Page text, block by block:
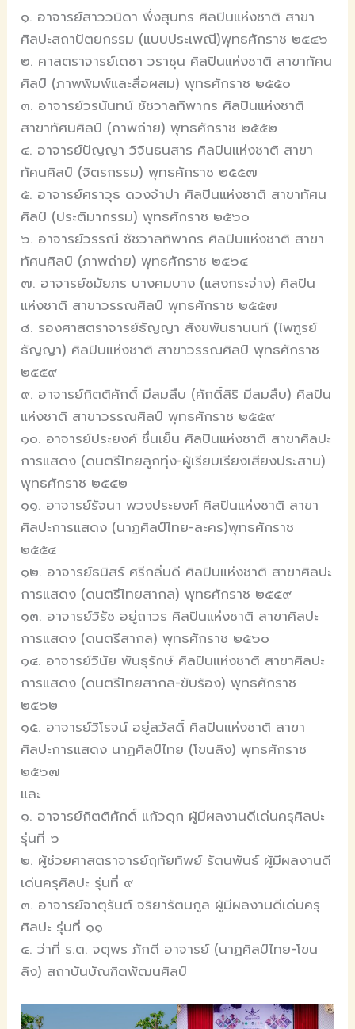
๑. อาจารย์สาววนิดา พึ่งสุนทร ศิลปินแห่งชาติ สาขา
ศิลปะสถาปัตยกรรม (แบบประเพณี)พุทธศักราช ๒๕๔๖
๒. ศาสตราจารย์เดชา วราชุน ศิลปินแห่งชาติ สาขาทัศน
ศิลป์ (ภาพพิมพ์และสื่อผสม) พุทธศักราช ๒๕๕๐
๓. อาจารย์วรนันทน์ ชัชวาลทิพากร ศิลปินแห่งชาติ
สาขาทัศนศิลป์ (ภาพถ่าย) พุทธศักราช ๒๕๕๒
๔. อาจารย์ปัญญา วิจินธนสาร ศิลปินแห่งชาติ สาขา
ทัศนศิลป์ (จิตรกรรม) พุทธศักราช ๒๕๕๗
๕. อาจารย์ศราวุธ ดวงจำปา ศิลปินแห่งชาติ สาขาทัศน
ศิลป์ (ประติมากรรม) พุทธศักราช ๒๕๖๐
๖. อาจารย์วรรณี ชัชวาลทิพากร ศิลปินแห่งชาติ สาขา
ทัศนศิลป์ (ภาพถ่าย) พุทธศักราช ๒๕๖๔
๗. อาจารย์ชมัยภร บางคมบาง (แสงกระจ่าง) ศิลปิน
แห่งชาติ สาขาวรรณศิลป์ พุทธศักราช ๒๕๕๗
๘. รองศาสตราจารย์ธัญญา สังขพันธานนท์ (ไพฑูรย์
ธัญญา) ศิลปินแห่งชาติ สาขาวรรณศิลป์ พุทธศักราช
๒๕๕๙
๙. อาจารย์กิตติศักดิ์ มีสมสืบ (ศักดิ์สิริ มีสมสืบ) ศิลปิน
แห่งชาติ สาขาวรรณศิลป์ พุทธศักราช ๒๕๕๙
๑๐. อาจารย์ประยงค์ ชื่นเย็น ศิลปินแห่งชาติ สาขาศิลปะ
การแสดง (ดนตรีไทยลูกทุ่ง-ผู้เรียบเรียงเสียงประสาน)
พุทธศักราช ๒๕๕๒
๑๑. อาจารย์รัจนา พวงประยงค์ ศิลปินแห่งชาติ สาขา
ศิลปะการแสดง (นาฏศิลป์ไทย-ละคร)พุทธศักราช
๒๕๕๔
๑๒. อาจารย์ธนิสร์ ศรีกลิ่นดี ศิลปินแห่งชาติ สาขาศิลปะ
การแสดง (ดนตรีไทยสากล) พุทธศักราช ๒๕๕๙
๑๓. อาจารย์วิรัช อยู่ถาวร ศิลปินแห่งชาติ สาขาศิลปะ
การแสดง (ดนตรีสากล) พุทธศักราช ๒๕๖๐
๑๔. อาจารย์วินัย พันธุรักษ์ ศิลปินแห่งชาติ สาขาศิลปะ
การแสดง (ดนตรีไทยสากล-ขับร้อง) พุทธศักราช
๒๕๖๒
๑๕. อาจารย์วิโรจน์ อยู่สวัสดิ์ ศิลปินแห่งชาติ สาขา
ศิลปะการแสดง นาฏศิลป์ไทย (โขนลิง) พุทธศักราช
๒๕๖๗
และ
๑. อาจารย์กิตติศักดิ์ แก้วดุก ผู้มีผลงานดีเด่นครุศิลปะ
รุ่นที่ ๖
๒. ผู้ช่วยศาสตราจารย์ฤทัยทิพย์ รัตนพันธ์ ผู้มีผลงานดี
เด่นครุศิลปะ รุ่นที่ ๙
๓. อาจารย์จาตุรันต์ จริยารัตนกูล ผู้มีผลงานดีเด่นครุ
ศิลปะ รุ่นที่ ๑๑
๔. ว่าที่ ร.ต. จตุพร ภักดี อาจารย์ (นาฏศิลป์ไทย-โขน
ลิง) สถาบันบัณฑิตพัฒนศิลป์